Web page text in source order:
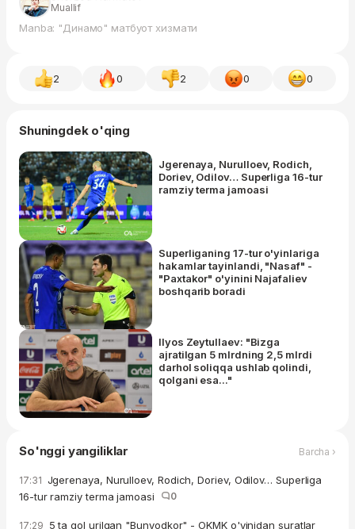
Muallif
Manba: "Динамо" матбуот хизмати
2 0 2 0 0
Shuningdek o'qing
Jgerenaya, Nurulloev, Rodich,
Doriev, Odilov… Superliga 16-tur
ramziy terma jamoasi
Superliganing 17-tur o'yinlariga
hakamlar tayinlandi, "Nasaf" -
"Paxtakor" o'yinini Najafaliev
boshqarib boradi
Ilyos Zeytullaev: "Bizga
ajratilgan 5 mlrdning 2,5 mlrdi
darhol soliqqa ushlab qolindi,
qolgani esa..."
So'nggi yangiliklar Barcha ›
17:31 Jgerenaya, Nurulloev, Rodich, Doriev, Odilov… Superliga
16-tur ramziy terma jamoasi
0
17:29 5 ta gol urilgan "Bunyodkor" - OKMK o'yinidan suratlar